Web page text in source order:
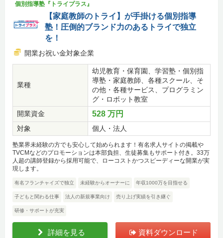
個別指導塾『トライプラス』
【家庭教師のトライ】が手掛ける個別指導
塾！圧倒的ブランド力のあるトライで独立
を！
開業お祝い金対象企業
業種
幼児教育・保育園、学習塾・個別指
導塾・家庭教師、各種スクール、そ
の他・各種サービス、プログラミン
グ・ロボット教室
開業資金
528 万円
対象 個人・法人
塾業界未経験の方でも安心して始められます！有名求人サイトの掲載や
TVCMなどのプロモーションは本部負担、生徒募集もサポート付き。33万
人超の講師登録から採用可能で、ローコストかつスピーディーな開業が実
現します。
有名フランチャイズで独立 未経験からオーナーに 年収1000万を目指せる
子どもと関わる仕事 法人の新規事業向け 売り上げ実績を引き継ぐ
研修・サポートが充実
詳細を見る 資料ダウンロード